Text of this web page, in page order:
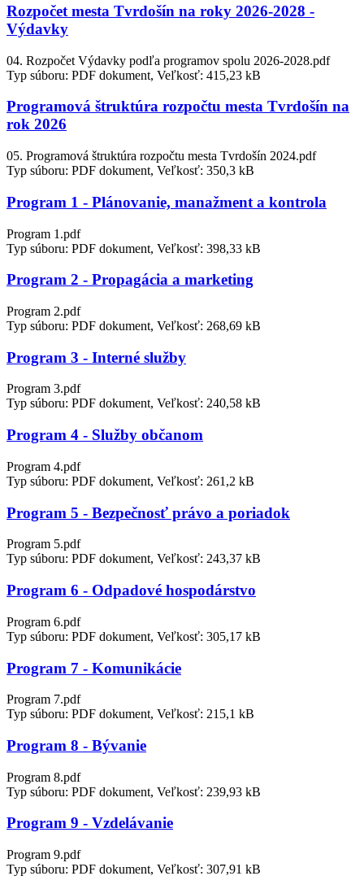
Rozpočet mesta Tvrdošín na roky 2026-2028 -
Výdavky
04. Rozpočet Výdavky podľa programov spolu 2026-2028.pdf
Typ súboru: PDF dokument, Veľkosť: 415,23 kB
Programová štruktúra rozpočtu mesta Tvrdošín na
rok 2026
05. Programová štruktúra rozpočtu mesta Tvrdošín 2024.pdf
Typ súboru: PDF dokument, Veľkosť: 350,3 kB
Program 1 - Plánovanie, manažment a kontrola
Program 1.pdf
Typ súboru: PDF dokument, Veľkosť: 398,33 kB
Program 2 - Propagácia a marketing
Program 2.pdf
Typ súboru: PDF dokument, Veľkosť: 268,69 kB
Program 3 - Interné služby
Program 3.pdf
Typ súboru: PDF dokument, Veľkosť: 240,58 kB
Program 4 - Služby občanom
Program 4.pdf
Typ súboru: PDF dokument, Veľkosť: 261,2 kB
Program 5 - Bezpečnosť právo a poriadok
Program 5.pdf
Typ súboru: PDF dokument, Veľkosť: 243,37 kB
Program 6 - Odpadové hospodárstvo
Program 6.pdf
Typ súboru: PDF dokument, Veľkosť: 305,17 kB
Program 7 - Komunikácie
Program 7.pdf
Typ súboru: PDF dokument, Veľkosť: 215,1 kB
Program 8 - Bývanie
Program 8.pdf
Typ súboru: PDF dokument, Veľkosť: 239,93 kB
Program 9 - Vzdelávanie
Program 9.pdf
Typ súboru: PDF dokument, Veľkosť: 307,91 kB